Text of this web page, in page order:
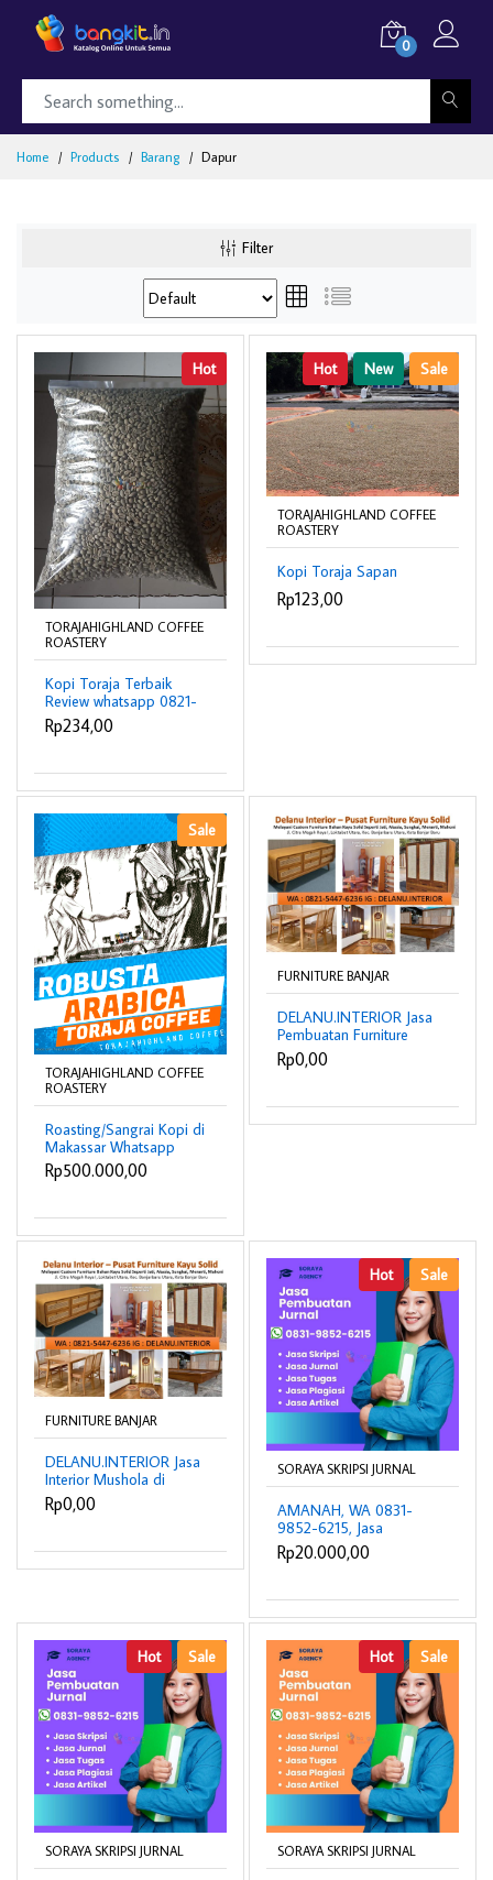
0
Home Products Barang Dapur
Filter
Hot
TORAJAHIGHLAND COFFEE
ROASTERY
Kopi Toraja Terbaik
Review whatsapp 0821-
9307-6208
Rp234,00
Hot New Sale
TORAJAHIGHLAND COFFEE
ROASTERY
Kopi Toraja Sapan
Rp123,00
Sale
TORAJAHIGHLAND COFFEE
ROASTERY
Roasting/Sangrai Kopi di
Makassar Whatsapp
0821-9307-6208
Rp500.000,00
FURNITURE BANJAR
DELANU.INTERIOR Jasa
Pembuatan Furniture
cafe Custom di
Martapura
Rp0,00
FURNITURE BANJAR
DELANU.INTERIOR Jasa
Interior Mushola di
Martapura
Rp0,00
Hot Sale
SORAYA SKRIPSI JURNAL
AMANAH, WA 0831-
9852-6215, Jasa
Translate Jurnal Ke
Bahasa Inggris Jakarta
Review Jurnal Cianjur,
Joki Artikel Jurnal
Cimahi
Rp20.000,00
Hot Sale
SORAYA SKRIPSI JURNAL
Hot Sale
SORAYA SKRIPSI JURNAL